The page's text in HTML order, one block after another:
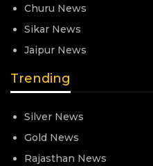
Churu News
Sikar News
Jaipur News
Trending
Silver News
Gold News
Rajasthan News